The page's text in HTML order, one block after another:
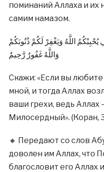
поминаний Аллаха и их
самим намазом.
يُحْبِبْكُمُ اللَّهُ وَيَغْفِرْ لَكُمْ ذُنُوبَكُمْ
وَاللَّهُ غَفُورٌ رَّحِيمٌ
Скажи: «Если вы любите
мной, и тогда Аллах
ваши грехи, ведь
Милосердный». (Коран,
🔸 Передают со слов
доволен им Аллах, что
благословит его Аллах